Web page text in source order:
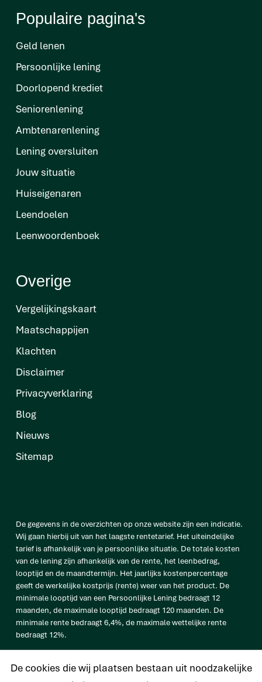
Populaire pagina's
Geld lenen
Persoonlijke lening
Doorlopend krediet
Seniorenlening
Ambtenarenlening
Lening oversluiten
Jouw situatie
Huiseigenaren
Leendoelen
Leenwoordenboek
Overige
Vergelijkingskaart
Maatschappijen
Klachten
Disclaimer
Privacyverklaring
Blog
Nieuws
Sitemap
De gegevens in de overzichten op onze website zijn een indicatie.
Wij gaan hierbij uit van het laagste rentetarief. Het uiteindelijke
tarief is afhankelijk van je persoonlijke situatie. De totale kosten
van de lening zijn afhankelijk van de rente, het leenbedrag,
looptijd en de maandtermijn. Het jaarlijks kostenpercentage
geeft de werkelijke kostprijs (rente) weer van het product. De
minimale looptijd van een Persoonlijke Lening bedraagt 12
maanden, de maximale looptijd bedraagt 120 maanden. De
minimale rente bedraagt 6,4%, de maximale wettelijke rente
bedraagt 12%.
bedraagt € 33.638 op basis van een looptijd van 120 maanden met
De cookies die wij plaatsen bestaan uit noodzakelijke